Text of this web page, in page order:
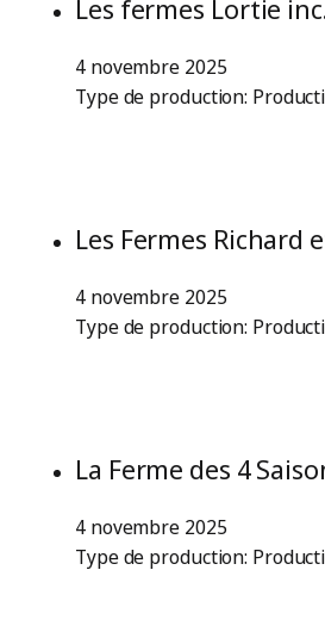
Les fermes Lortie
4 novembre 2025
Type de production:
Les Fermes Richard
4 novembre 2025
Type de production:
La Ferme des 4
4 novembre 2025
Type de production: